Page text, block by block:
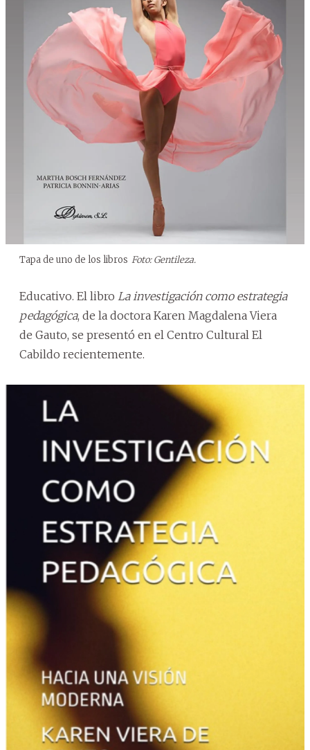
Tapa de uno de los libros Foto: Gentileza.
Educativo. El libro La investigación como estrategia
pedagógica, de la doctora Karen Magdalena Viera
de Gauto, se presentó en el Centro Cultural El
Cabildo recientemente.